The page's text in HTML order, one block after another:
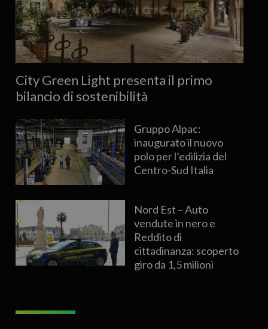
City Green Light presenta il primo
bilancio di sostenibilità
Gruppo Alpac:
inaugurato il nuovo
polo per l’edilizia del
Centro-Sud Italia
Nord Est – Auto
vendute in nero e
Reddito di
cittadinanza: scoperto
giro da 1,5 milioni